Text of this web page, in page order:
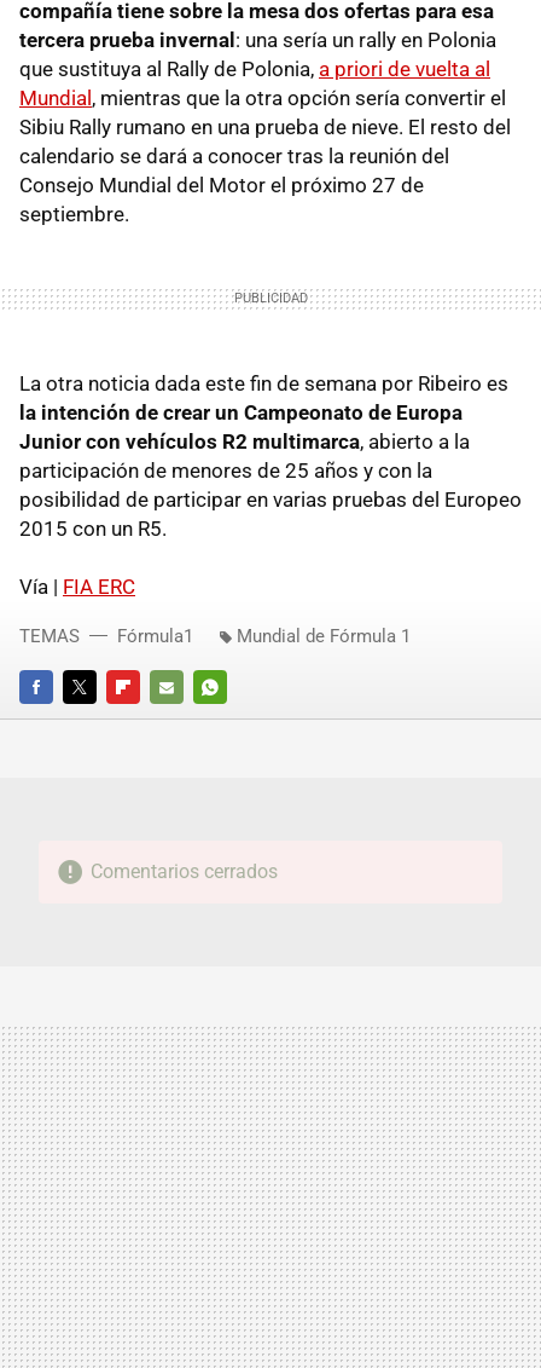
compañía tiene sobre la mesa dos ofertas para esa
tercera prueba invernal: una sería un rally en Polonia
que sustituya al Rally de Polonia, a priori de vuelta al
Mundial, mientras que la otra opción sería convertir el
Sibiu Rally rumano en una prueba de nieve. El resto del
calendario se dará a conocer tras la reunión del
Consejo Mundial del Motor el próximo 27 de
septiembre.
La otra noticia dada este fin de semana por Ribeiro es
la intención de crear un Campeonato de Europa
Junior con vehículos R2 multimarca, abierto a la
participación de menores de 25 años y con la
posibilidad de participar en varias pruebas del Europeo
2015 con un R5.
Vía | FIA ERC
FACEBOOKTWITTERFLIPBOARD
E-
WHATSAPP
TEMAS Fórmula1 Mundial de Fórmula 1
Comentarios cerrados